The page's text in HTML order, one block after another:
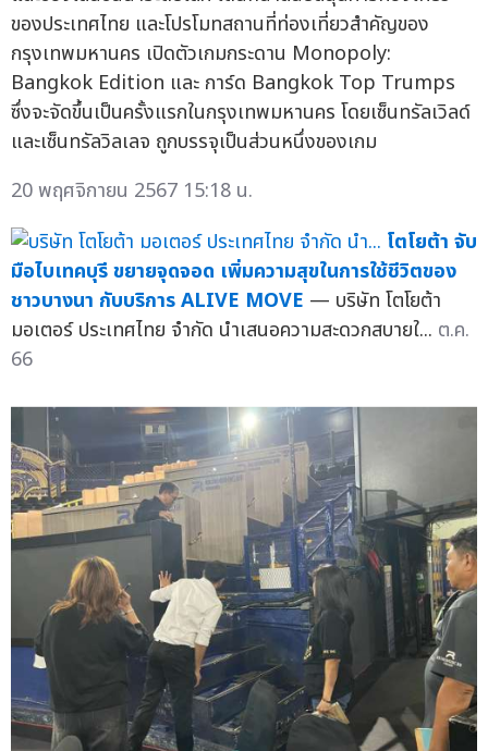
ของประเทศไทย และโปรโมทสถานที่ท่องเที่ยวสำคัญของ
กรุงเทพมหานคร เปิดตัวเกมกระดาน Monopoly:
Bangkok Edition และ การ์ด Bangkok Top Trumps
ซึ่งจะจัดขึ้นเป็นครั้งแรกในกรุงเทพมหานคร โดยเซ็นทรัลเวิลด์
และเซ็นทรัลวิลเลจ ถูกบรรจุเป็นส่วนหนึ่งของเกม
20 พฤศจิกายน 2567 15:18 น.
โตโยต้า จับ
มือไบเทคบุรี ขยายจุดจอด เพิ่มความสุขในการใช้ชีวิตของ
ชาวบางนา กับบริการ ALIVE MOVE — บริษัท โตโยต้า
มอเตอร์ ประเทศไทย จำกัด นำเสนอความสะดวกสบายใ... ต.ค.
66